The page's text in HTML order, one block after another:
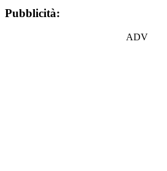
Pubblicità:
ADV